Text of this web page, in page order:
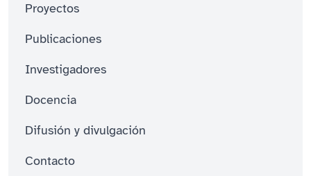
Proyectos
Publicaciones
Investigadores
Docencia
Difusión y divulgación
Contacto